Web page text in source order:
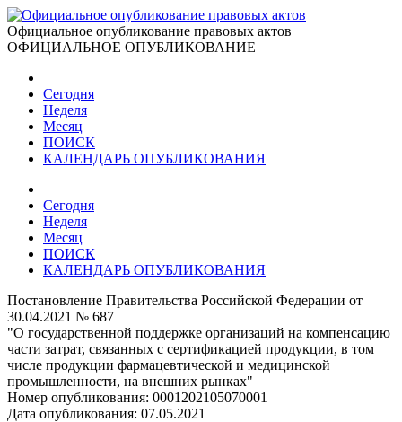
Официальное опубликование правовых актов
ОФИЦИАЛЬНОЕ ОПУБЛИКОВАНИЕ
Сегодня
Неделя
Месяц
ПОИСК
КАЛЕНДАРЬ ОПУБЛИКОВАНИЯ
Сегодня
Неделя
Месяц
ПОИСК
КАЛЕНДАРЬ ОПУБЛИКОВАНИЯ
Постановление Правительства Российской Федерации от
30.04.2021 № 687
"О государственной поддержке организаций на компенсацию
части затрат, связанных с сертификацией продукции, в том
числе продукции фармацевтической и медицинской
промышленности, на внешних рынках"
Номер опубликования: 0001202105070001
Дата опубликования: 07.05.2021